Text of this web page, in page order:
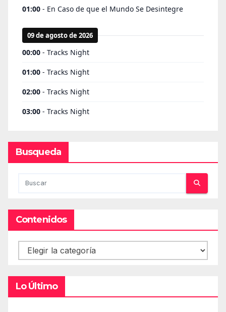
Busqueda
Contenidos
Contenidos
Lo Último